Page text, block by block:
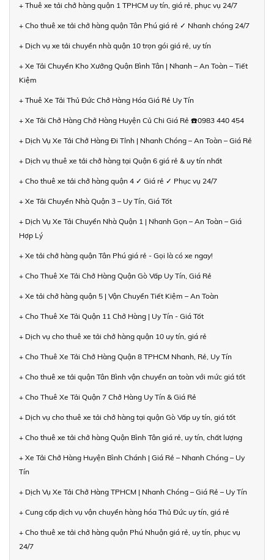
+ Thuê xe tải chở hàng quận 1 TPHCM uy tín, giá rẻ, phục vụ 24/7
+ Cho thuê xe tải chở hàng quận Tân Phú giá rẻ ✓ Nhanh chóng 24/7
+ Dịch vụ xe tải chuyển nhà quận 10 trọn gói giá rẻ, uy tín
+ Xe Tải Chuyển Kho Xưởng Quận Bình Tân | Nhanh – An Toàn – Tiết
Kiệm
+ Thuê Xe Tải Thủ Đức Chở Hàng Hóa Giá Rẻ Uy Tín
+ Xe Tải Chở Hàng Chở Hàng Huyện Củ Chi Giá Rẻ ☎️0983 440 454
+ Dịch Vụ Xe Tải Chở Hàng Đi Tỉnh | Nhanh Chóng – An Toàn – Giá Rẻ
+ Dịch vụ thuê xe tải chở hàng tại Quận 6 giá rẻ & uy tín nhất
+ Cho thuê xe tải chở hàng quận 4 ✓ Giá rẻ ✓ Phục vụ 24/7
+ Xe Tải Chuyển Nhà Quận 3 – Uy Tín, Giá Tốt
+ Dịch Vụ Xe Tải Chuyển Nhà Quận 1 | Nhanh Gọn – An Toàn – Giá
Hợp Lý
+ Xe tải chở hàng quận Tân Phú giá rẻ - Gọi là có xe ngay!
+ Cho Thuê Xe Tải Chở Hàng Quận Gò Vấp Uy Tín, Giá Rẻ
+ Xe tải chở hàng quận 5 | Vận Chuyển Tiết Kiệm – An Toàn
+ Cho Thuê Xe Tải Quận 11 Chở Hàng | Uy Tín - Giá Tốt
+ Dịch vụ cho thuê xe tải chở hàng quận 10 uy tín, giá rẻ
+ Cho Thuê Xe Tải Chở Hàng Quận 8 TPHCM Nhanh, Rẻ, Uy Tín
+ Cho thuê xe tải quận Tân Bình vận chuyển an toàn với mức giá tốt
+ Cho Thuê Xe Tải Quận 7 Chở Hàng Uy Tín & Giá Rẻ
+ Dịch vụ cho thuê xe tải chở hàng tại quận Gò Vấp uy tín, giá tốt
+ Cho thuê xe tải chở hàng Quận Bình Tân giá rẻ, uy tín, chất lượng
+ Xe Tải Chở Hàng Huyện Bình Chánh | Giá Rẻ – Nhanh Chóng – Uy
Tín
+ Dịch Vụ Xe Tải Chở Hàng TPHCM | Nhanh Chóng – Giá Rẻ – Uy Tín
+ Cung cấp dịch vụ vận chuyển hàng hóa Thủ Đức uy tín, giá rẻ
+ Cho thuê xe tải chở hàng quận Phú Nhuận giá rẻ, uy tín, phục vụ
24/7